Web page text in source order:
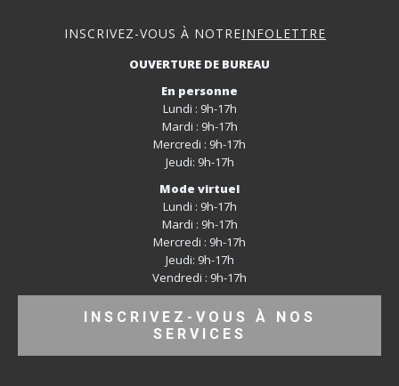
INSCRIVEZ-VOUS À NOTREINFOLETTRE
OUVERTURE DE BUREAU
En personne
Lundi : 9h-17h
Mardi : 9h-17h
Mercredi : 9h-17h
Jeudi: 9h-17h
Mode virtuel
Lundi : 9h-17h
Mardi : 9h-17h
Mercredi : 9h-17h
Jeudi: 9h-17h
Vendredi : 9h-17h
INSCRIVEZ-VOUS À NOS
SERVICES